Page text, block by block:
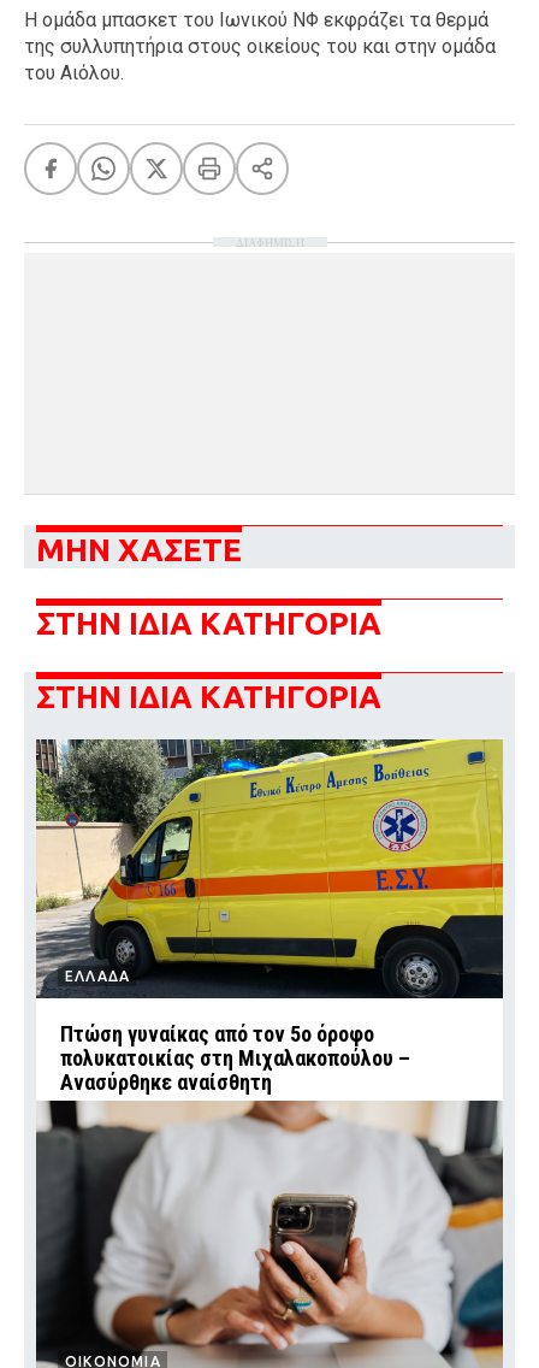
Η ομάδα μπασκετ του Ιωνικού ΝΦ εκφράζει τα θερμά
της συλλυπητήρια στους οικείους του και στην ομάδα
του Αιόλου.
ΔΙΑΦΗΜΙΣΗ
ΜΗΝ ΧΑΣΕΤΕ
ΣΤΗΝ ΙΔΙΑ ΚΑΤΗΓΟΡΙΑ
ΣΤΗΝ ΙΔΙΑ ΚΑΤΗΓΟΡΙΑ
ΕΛΛΑΔΑ
Πτώση γυναίκας από τον 5ο όροφο
πολυκατοικίας στη Μιχαλακοπούλου –
Ανασύρθηκε αναίσθητη
ΟΙΚΟΝΟΜΙΑ